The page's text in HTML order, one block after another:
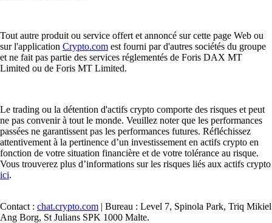
Tout autre produit ou service offert et annoncé sur cette page Web ou
sur l'application Crypto.com est fourni par d'autres sociétés du groupe
et ne fait pas partie des services réglementés de Foris DAX MT
Limited ou de Foris MT Limited.
Le trading ou la détention d'actifs crypto comporte des risques et peut
ne pas convenir à tout le monde. Veuillez noter que les performances
passées ne garantissent pas les performances futures. Réfléchissez
attentivement à la pertinence d’un investissement en actifs crypto en
fonction de votre situation financière et de votre tolérance au risque.
Vous trouverez plus d’informations sur les risques liés aux actifs crypto
ici.
Contact : chat.crypto.com | Bureau : Level 7, Spinola Park, Triq Mikiel
Ang Borg, St Julians SPK 1000 Malte.